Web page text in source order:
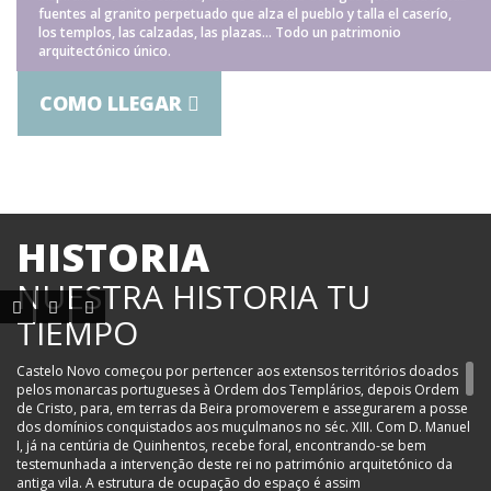
fuentes al granito perpetuado que alza el pueblo y talla el caserío,
los templos, las calzadas, las plazas… Todo un patrimonio
arquitectónico único.
COMO LLEGAR
HISTORIA
NUESTRA HISTORIA TU
TIEMPO
Castelo Novo começou por pertencer aos extensos territórios doados
pelos monarcas portugueses à Ordem dos Templários, depois Ordem
de Cristo, para, em terras da Beira promoverem e assegurarem a posse
dos domínios conquistados aos muçulmanos no séc. XIII. Com D. Manuel
I, já na centúria de Quinhentos, recebe foral, encontrando-se bem
testemunhada a intervenção deste rei no património arquitetónico da
antiga vila. A estrutura de ocupação do espaço é assim